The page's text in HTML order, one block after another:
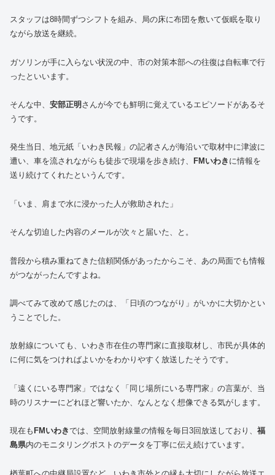
スタッフは8時間ずつシフトを組み、局の床に布団を敷いて仮眠を取り
ながら放送を継続。
ガソリンが手に入らない状況の中、市の対策本部への往復は自転車で行
ったといいます。
そんな中、 安部正明 さんが今でも鮮明に覚えているエピソードがあるそ
うです。
発生当日、地元紙「いわき民報」の記者さんが海沿いで取材中に津波に
遭い、車を流されながらも徒歩で現場を歩き続け、
FMいわき に情報を
送り続けてくれたというんです。
「いま、肩まで水に浸かった人が救助された」
そんな切迫した内容のメールが次々と届いた、と。
普段から積み重ねてきた信頼関係があったからこそ、あの局面でも情報
がつながったんですよね。
調べてみて改めて感じたのは、「日頃のつながり」がいかに大切かとい
うことでした。
放射線についても、いわき市在住の専門家に直接取材し、市民が具体的
に何に気をつければよいかをわかりやすく放送したそうです。
「遠くにいる専門家」ではなく「同じ場所にいる専門家」の言葉が、当
時のリスナーにどれほど響いたか、なんとなく想像できる気がします。
現在も FMいわきでは、空間放射線量の情報を毎日3回放送しており、 福
島県内のモニタリングポストのデータを丁寧に伝え続けています。